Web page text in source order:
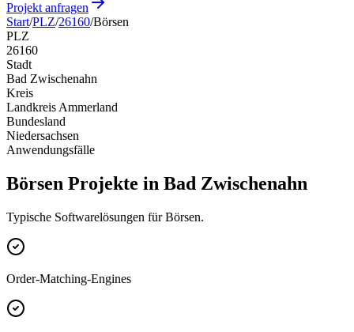
Projekt anfragen
Start/PLZ/26160/Börsen
PLZ
26160
Stadt
Bad Zwischenahn
Kreis
Landkreis Ammerland
Bundesland
Niedersachsen
Anwendungsfälle
Börsen Projekte in Bad Zwischenahn
Typische Softwarelösungen für Börsen.
Order-Matching-Engines